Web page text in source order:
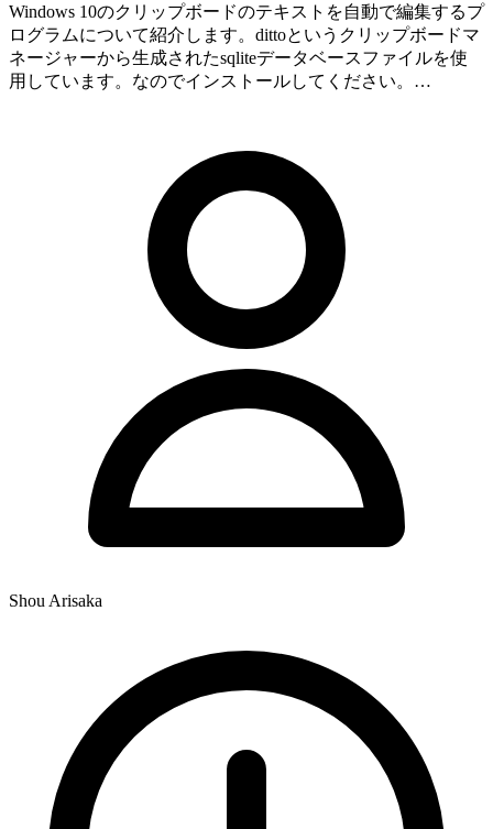
Windows 10のクリップボードのテキストを自動で編集するプ
ログラムについて紹介します。dittoというクリップボードマ
ネージャーから生成されたsqliteデータベースファイルを使
用しています。なのでインストールしてください。…
Shou Arisaka